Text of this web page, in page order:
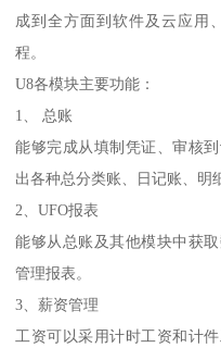
成到全方面到软件及云应用
程。
U8各模块主要功能：
1、 总账
能够完成从填制凭证、审核
出各种总分类账、日记账、明
2、UFO报表
能够从总账及其他模块中获
管理报表。
3、薪资管理
工资可以采用计时工资和计